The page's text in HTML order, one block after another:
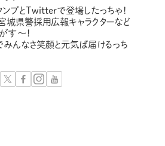
プとTwitterで登場したっちゃ！
城県警採用広報キャラクターなど
す〜！
んなさ笑顔と元気ば届けるっち